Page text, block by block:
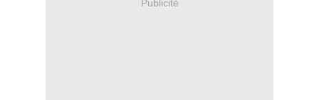
Publicité